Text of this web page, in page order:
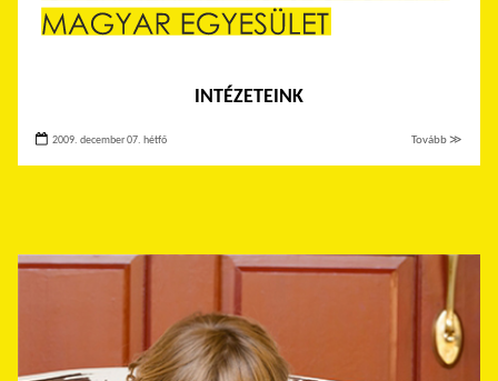
INTÉZETEINK
2009. december 07. hétfő Tovább ≫